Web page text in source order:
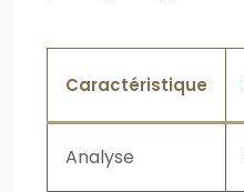
Caractéristique
Analyse